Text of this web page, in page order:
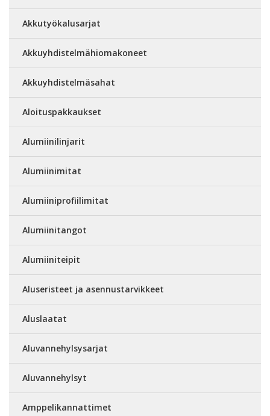
Akkutyökalusarjat
Akkuyhdistelmähiomakoneet
Akkuyhdistelmäsahat
Aloituspakkaukset
Alumiinilinjarit
Alumiinimitat
Alumiiniprofiilimitat
Alumiinitangot
Alumiiniteipit
Aluseristeet ja asennustarvikkeet
Aluslaatat
Aluvannehylsysarjat
Aluvannehylsyt
Amppelikannattimet